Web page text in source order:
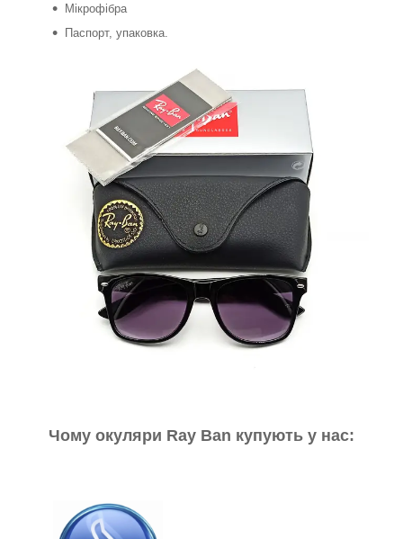
Мікрофібра
Паспорт, упаковка.
Чому окуляри Ray Ban купують у нас: